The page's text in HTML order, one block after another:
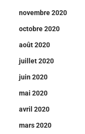
novembre 2020
octobre 2020
août 2020
juillet 2020
juin 2020
mai 2020
avril 2020
mars 2020